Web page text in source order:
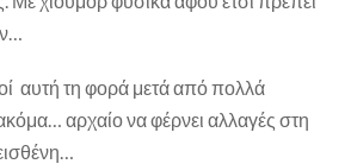
αυτή τη φορά μετά από πολλά
αρχαίο να φέρνει αλλαγές στη